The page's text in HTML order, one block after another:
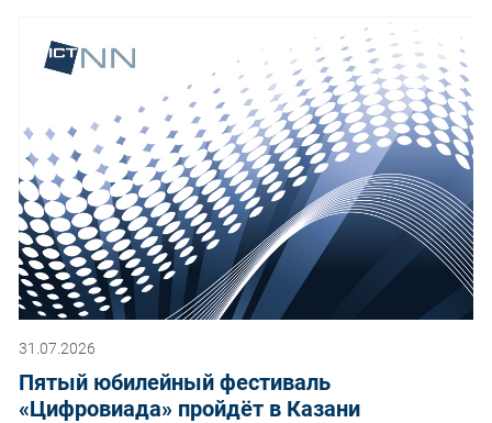
31.07.2026
Пятый юбилейный фестиваль
«Цифровиада» пройдёт в Казани